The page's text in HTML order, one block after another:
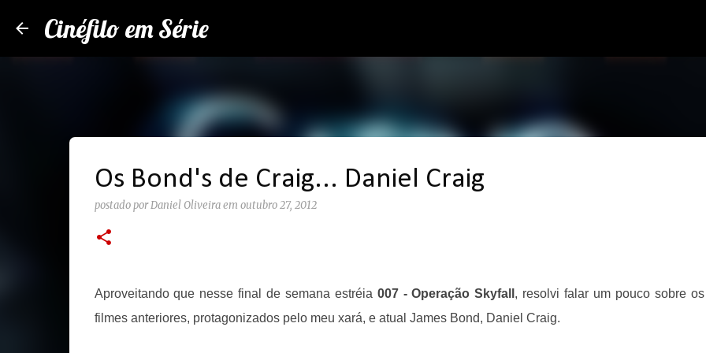
Cinéfilo em Série
Os Bond's de Craig... Daniel Craig
postado porDaniel Oliveira em outubro 27, 2012
Aproveitando que nesse final de semana estréia 007 - Operação Skyfall , resolvi falar um pouco sobre
filmes anteriores, protagonizados pelo meu xará, e atual James Bond, Daniel Craig.